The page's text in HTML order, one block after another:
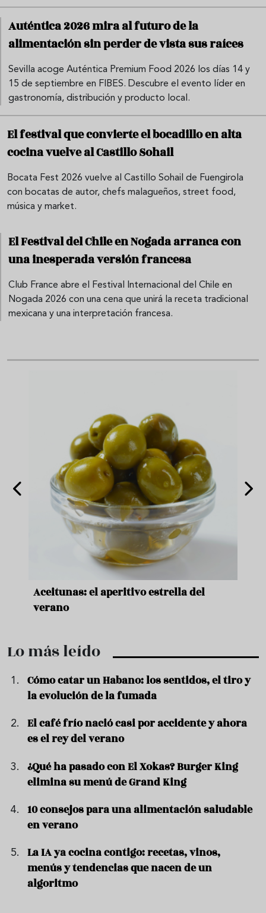
Auténtica 2026 mira al futuro de la
alimentación sin perder de vista sus raíces
Sevilla acoge Auténtica Premium Food 2026 los días 14 y
15 de septiembre en FIBES. Descubre el evento líder en
gastronomía, distribución y producto local.
El festival que convierte el bocadillo en alta
cocina vuelve al Castillo Sohail
Bocata Fest 2026 vuelve al Castillo Sohail de Fuengirola
con bocatas de autor, chefs malagueños, street food,
música y market.
El Festival del Chile en Nogada arranca con
una inesperada versión francesa
Club France abre el Festival Internacional del Chile en
Nogada 2026 con una cena que unirá la receta tradicional
mexicana y una interpretación francesa.
Aceitunas: el aperitivo estrella del
verano
Lo más leído
Cómo catar un Habano: los sentidos, el tiro y
la evolución de la fumada
El café frío nació casi por accidente y ahora
es el rey del verano
¿Qué ha pasado con El Xokas? Burger King
elimina su menú de Grand King
10 consejos para una alimentación saludable
en verano
La IA ya cocina contigo: recetas, vinos,
menús y tendencias que nacen de un
algoritmo